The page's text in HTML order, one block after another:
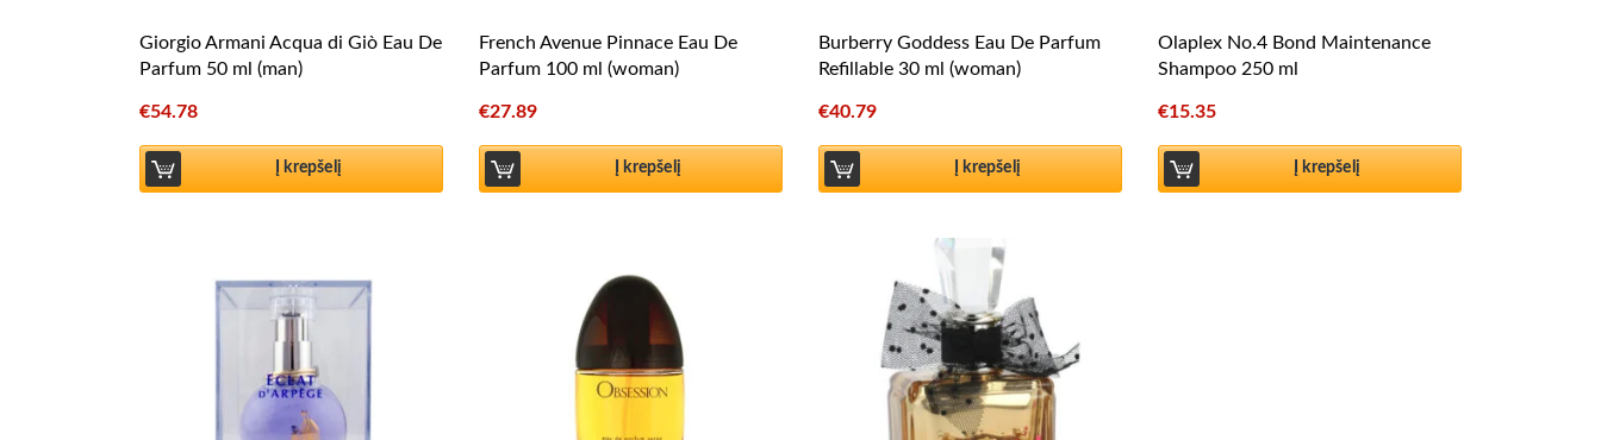
Giorgio Armani Acqua di Giò Eau De
Parfum 50 ml (man)
€54.78
Į krepšelį
French Avenue Pinnace Eau De
Parfum 100 ml (woman)
€27.89
Į krepšelį
Burberry Goddess Eau De Parfum
Refillable 30 ml (woman)
€40.79
Į krepšelį
Olaplex No.4 Bond Maintenance
Shampoo 250 ml
€15.35
Į krepšelį